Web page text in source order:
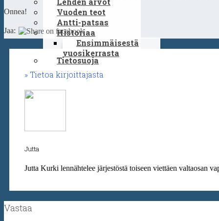
Vuoden teot
Antti-patsas
Historiaa
Ensimmäisestä
vuosikerrasta
Tietosuoja
Onnea!
Jaa:
Tietoa kirjoittajasta
Jutta
Jutta Kurki lennähtelee järjestöstä toiseen viettäen valtaosan
Vastaa